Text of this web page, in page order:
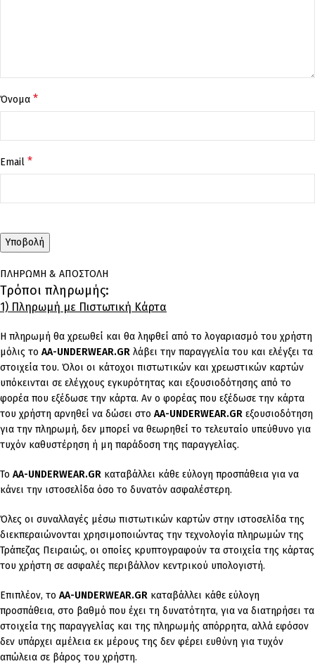
Όνομα *
Email *
ΠΛΗΡΩΜΗ & ΑΠΟΣΤΟΛΗ
Τρόποι πληρωμής:
1) Πληρωμή με Πιστωτική Κάρτα
Η πληρωμή θα χρεωθεί και θα ληφθεί από το λογαριασμό του χρήστη
μόλις το AA-UNDERWEAR.GR λάβει την παραγγελία του και ελέγξει τα
στοιχεία του. Όλοι οι κάτοχοι πιστωτικών και χρεωστικών καρτών
υπόκεινται σε ελέγχους εγκυρότητας και εξουσιοδότησης από το
φορέα που εξέδωσε την κάρτα. Αν ο φορέας που εξέδωσε την κάρτα
του χρήστη αρνηθεί να δώσει στο AA-UNDERWEAR.GR εξουσιοδότηση
για την πληρωμή, δεν μπορεί να θεωρηθεί το τελευταίο υπεύθυνο για
τυχόν καθυστέρηση ή μη παράδοση της παραγγελίας.
Το AA-UNDERWEAR.GR καταβάλλει κάθε εύλογη προσπάθεια για να
κάνει την ιστοσελίδα όσο το δυνατόν ασφαλέστερη.
Όλες οι συναλλαγές μέσω πιστωτικών καρτών στην ιστοσελίδα της
διεκπεραιώνονται χρησιμοποιώντας την τεχνολογία πληρωμών της
Τράπεζας Πειραιώς, οι οποίες κρυπτογραφούν τα στοιχεία της κάρτας
του χρήστη σε ασφαλές περιβάλλον κεντρικού υπολογιστή.
Επιπλέον, το AA-UNDERWEAR.GR καταβάλλει κάθε εύλογη
προσπάθεια, στο βαθμό που έχει τη δυνατότητα, για να διατηρήσει τα
στοιχεία της παραγγελίας και της πληρωμής απόρρητα, αλλά εφόσον
δεν υπάρχει αμέλεια εκ μέρους της δεν φέρει ευθύνη για τυχόν
απώλεια σε βάρος του χρήστη.